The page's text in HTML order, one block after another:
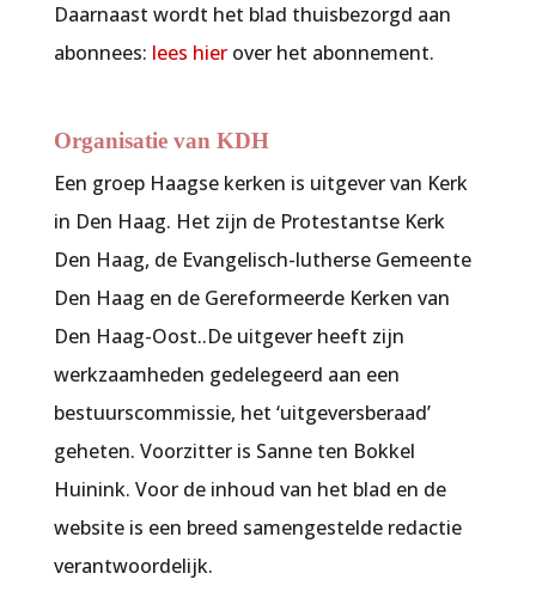
Daarnaast wordt het blad thuisbezorgd aan
abonnees: lees hierover het abonnement.
Organisatie van KDH
Een groep Haagse kerken is uitgever van Kerk
in Den Haag. Het zijn de Protestantse Kerk
Den Haag, de Evangelisch-lutherse Gemeente
Den Haag en de Gereformeerde Kerken van
Den Haag-Oost..De uitgever heeft zijn
werkzaamheden gedelegeerd aan een
bestuurscommissie, het ‘uitgeversberaad’
geheten. Voorzitter is Sanne ten Bokkel
Huinink. Voor de inhoud van het blad en de
website is een breed samengestelde redactie
verantwoordelijk.